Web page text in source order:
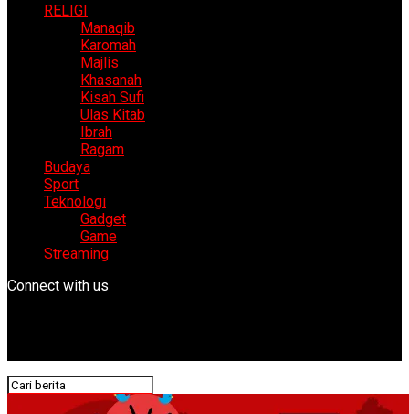
RELIGI
Manaqib
Karomah
Majlis
Khasanah
Kisah Sufi
Ulas Kitab
Ibrah
Ragam
Budaya
Sport
Teknologi
Gadget
Game
Streaming
Connect with us